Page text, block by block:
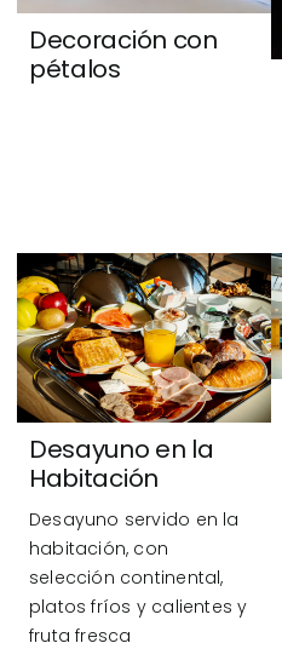
Decoración con
pétalos
Desayuno en la
Habitación
Desayuno servido en la
habitación, con
selección continental,
platos fríos y calientes y
fruta fresca